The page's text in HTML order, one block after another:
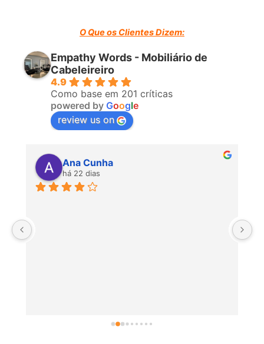
O Que os Clientes Dizem:
Empathy Words - Mobiliário de
Cabeleireiro
4.9
Como base em 201 críticas
powered by Google
review us on
Ana Cunha
há 22 dias